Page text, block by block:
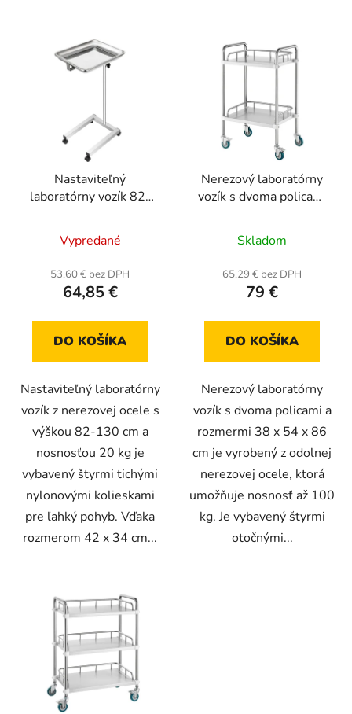
Nastaviteľný
laboratórny vozík 82-
rozmery 42 x 34 cm
Vypredané
53,60 € bez DPH
64,85 €
DO KOŠÍKA
Nastaviteľný laboratórny
vozík z nerezovej ocele s
výškou 82-130 cm a
nosnosťou 20 kg je
vybavený štyrmi tichými
nylonovými kolieskami
pre ľahký pohyb. Vďaka
rozmerom 42 x 34 cm...
Nerezový laboratórny
vozík s dvoma policami
nosnosť 100 kg,
rozmery 38 x 54 x 86
cm
hodnotenie
produktu
je
z
Skladom
65,29 € bez DPH
79 €
DO KOŠÍKA
Nerezový laboratórny
vozík s dvoma policami a
rozmermi 38 x 54 x 86
cm je vyrobený z odolnej
nerezovej ocele, ktorá
umožňuje nosnosť až 100
kg. Je vybavený štyrmi
otočnými...